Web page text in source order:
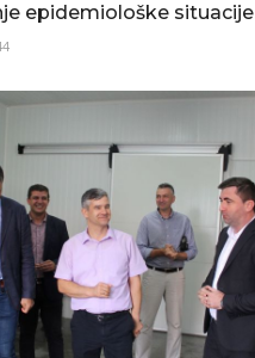
epidemiološke situacije